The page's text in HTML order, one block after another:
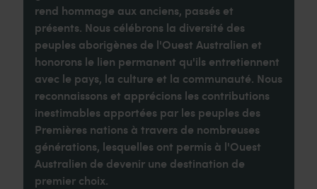
rend hommage aux anciens, passés et
présents. Nous célébrons la diversité des
peuples aborigènes de l'Ouest Australien et
honorons le lien permanent qu'ils entretiennent
avec le pays, la culture et la communauté. Nous
reconnaissons et apprécions les contributions
inestimables apportées par les peuples des
Premières nations à travers de nombreuses
générations, lesquelles ont permis à l'Ouest
Australien de devenir une destination de
premier choix.